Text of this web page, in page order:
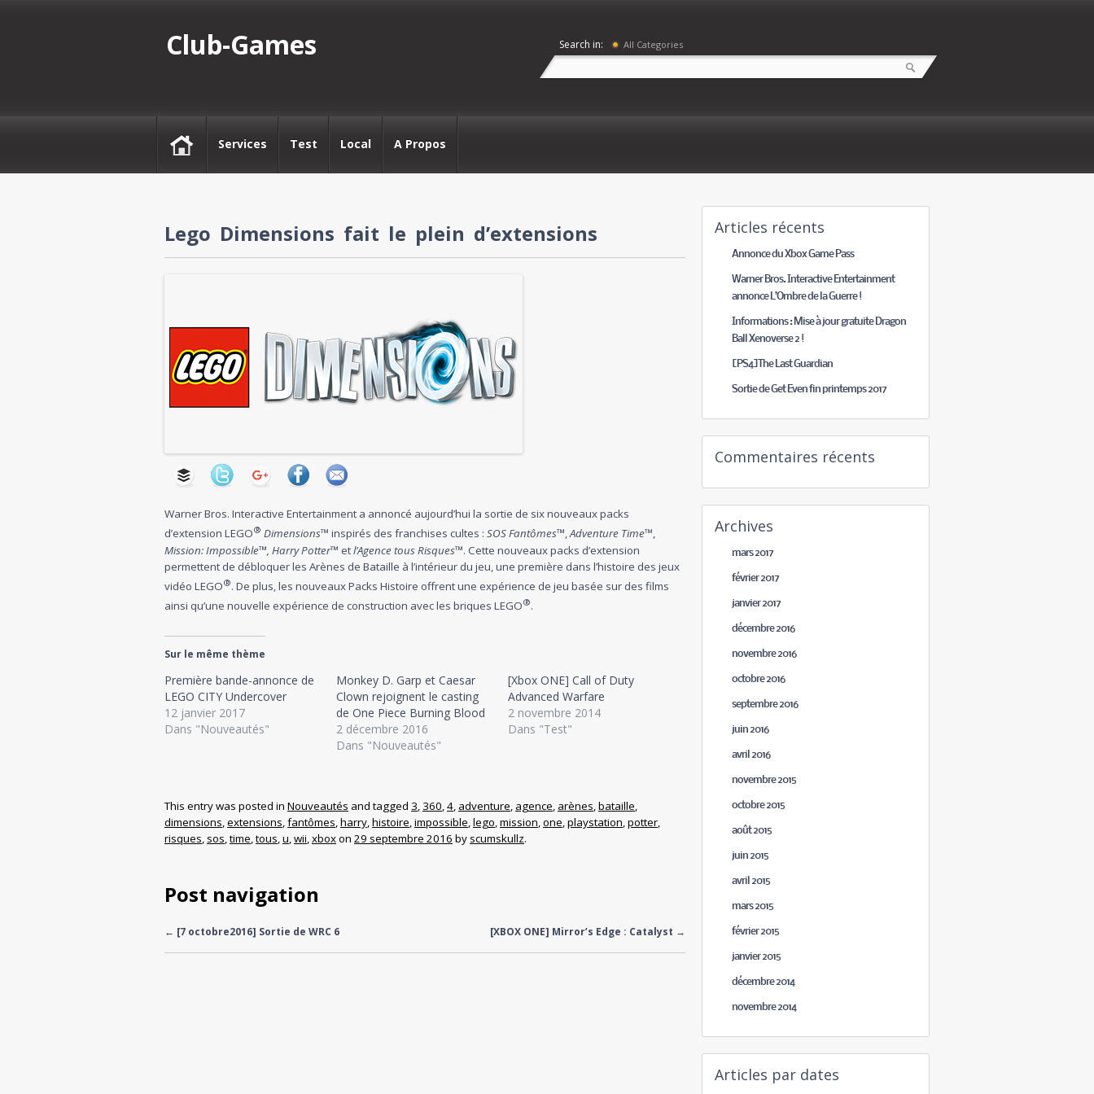
Club-Games Search in: All Categories
Services Test Local A Propos
Lego Dimensions fait le plein d’extensions
Warner Bros. Interactive Entertainment a annoncé aujourd’hui la sortie de six nouveaux packs
d’extension LEGO® Dimensions™ inspirés des franchises cultes : SOS Fantômes™,Adventure Time™,
Mission: Impossible™ Harry Potter™ etl’Agence tous Risques™. Cette nouveaux packs d’extension
permettent de débloquer les Arènes de Bataille à l’intérieur du jeu, une première dans l’histoire des jeux
vidéo LEGO®. De plus, les nouveaux Packs Histoire offrent une expérience de jeu basée sur des films
ainsi qu’une nouvelle expérience de construction avec les briques LEGO®.
Sur le même thème
Première bande-annonce de
LEGO CITY Undercover
12 janvier 2017
Dans "Nouveautés"
Monkey D. Garp et Caesar
Clown rejoignent le casting
de One Piece Burning Blood
2 décembre 2016
Dans "Nouveautés"
[Xbox ONE] Call of Duty
Advanced Warfare
2 novembre 2014
Dans "Test"
This entry was posted in Nouveautés and tagged 3, 360,4, adventure, agence, arènes,bataille,
dimensions,extensions,fantômes,harry,histoire,impossible,lego,mission,one,playstation,potter,
risques, sos,time,tous,u,wii,xboxon 29 septembre 2016 by scumskullz.
Post navigation
← [7 octobre2016] Sortie de WRC 6 [XBOX ONE] Mirror’s Edge : Catalyst →
Articles récents
Annonce du Xbox Game Pass
Warner Bros. Interactive Entertainment
annonce L’Ombre de la Guerre !
Informations : Mise à jour gratuite Dragon
Ball Xenoverse 2 !
[PS4]The Last Guardian
Sortie de Get Even fin printemps 2017
Commentaires récents
Archives
mars 2017
février 2017
janvier 2017
décembre 2016
novembre 2016
octobre 2016
septembre 2016
juin 2016
avril 2016
novembre 2015
octobre 2015
août 2015
juin 2015
avril 2015
mars 2015
février 2015
janvier 2015
décembre 2014
novembre 2014
Articles par dates